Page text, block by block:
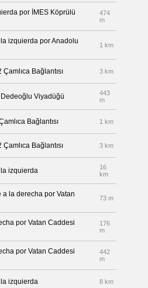
por İMES Köprülü
474
m
izquierda por Anadolu
1 km
Bağlantısı 3 km
Viyadüğü
443
m
Bağlantısı 1 km
Bağlantısı 3 km
izquierda
16
km
la derecha por Vatan
73 m
por Vatan Caddesi
176
m
por Vatan Caddesi
442
m
izquierda 8 km